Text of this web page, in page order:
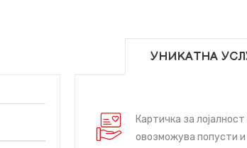
УНИКАТНА
Картичка за лојалност
овозможува попусти